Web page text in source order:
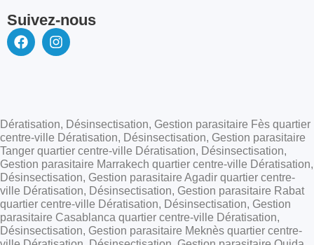
Suivez-nous
Dératisation, Désinsectisation, Gestion parasitaire Fès quartier
centre-ville Dératisation, Désinsectisation, Gestion parasitaire
Tanger quartier centre-ville Dératisation, Désinsectisation,
Gestion parasitaire Marrakech quartier centre-ville Dératisation,
Désinsectisation, Gestion parasitaire Agadir quartier centre-
ville Dératisation, Désinsectisation, Gestion parasitaire Rabat
quartier centre-ville Dératisation, Désinsectisation, Gestion
parasitaire Casablanca quartier centre-ville Dératisation,
Désinsectisation, Gestion parasitaire Meknès quartier centre-